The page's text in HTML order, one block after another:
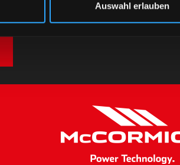
Auswahl erlauben